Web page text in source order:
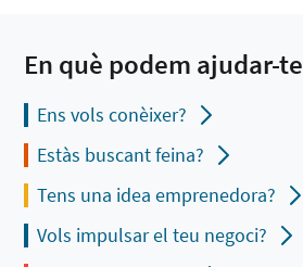
En què podem ajudar-te
Ens vols conèixer?
Estàs buscant feina?
Tens una idea emprenedora?
Vols impulsar el teu negoci?